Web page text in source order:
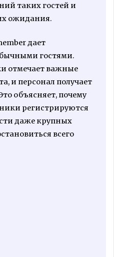
таких гостей и
ожидания.
дает
гостями.
отмечает важные
и персонал получает
объясняет, почему
регистрируются
даже крупных
всего